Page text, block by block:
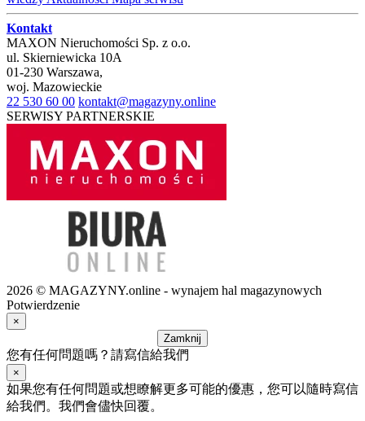
Kontakt
MAXON Nieruchomości Sp. z o.o.
ul. Skierniewicka 10A
01-230 Warszawa,
woj. Mazowieckie
22 530 60 00 kontakt@magazyny.online
SERWISY PARTNERSKIE
2026 © MAGAZYNY.online - wynajem hal magazynowych
Potwierdzenie
×
Zamknij
您有任何問題嗎？請寫信給我們
×
如果您有任何問題或想瞭解更多可能的優惠，您可以隨時寫信
給我們。我們會儘快回覆。